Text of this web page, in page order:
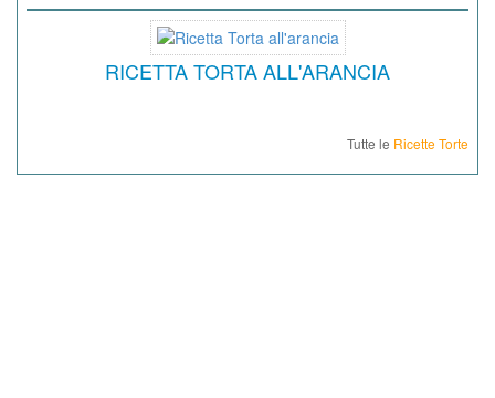
RICETTA TORTA ALL'ARANCIA
Tutte le Ricette Torte